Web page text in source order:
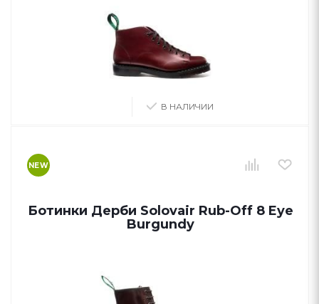
В НАЛИЧИИ
NEW
Ботинки Дерби Solovair Rub-Off 8 Eye
Burgundy